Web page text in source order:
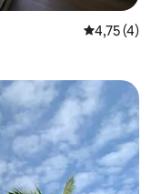
Средна
4,75 (4)